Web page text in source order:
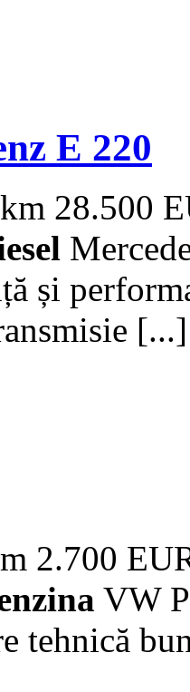
E 220
28.500
și
[...]
2.700
VW
tehnică